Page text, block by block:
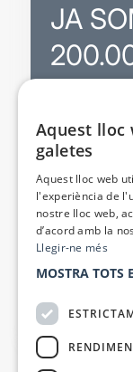
JA
Sortejos
Valora
Canal
Aquest lloc
galetes
Aquest lloc web
l'experiència de
nostre lloc web,
d’acord amb la
Llegir-ne més
MOSTRA TOTS